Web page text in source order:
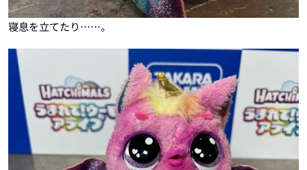
寝息を立てたり……。